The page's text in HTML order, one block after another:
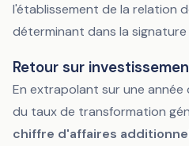
l'établissement de la relation
déterminant dans la signature
Retour sur
En extrapolant sur une
du taux de transformation
chiffre d'affaires